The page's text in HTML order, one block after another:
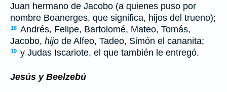
Juan hermano de Jacobo (a quienes puso por
nombre Boanerges, que significa, hijos del trueno);
18 Andrés, Felipe, Bartolomé, Mateo, Tomás,
Jacobo, hijo de Alfeo, Tadeo, Simón el cananita;
19 y Judas Iscariote, el que también le entregó.
Jesús y Beelzebú